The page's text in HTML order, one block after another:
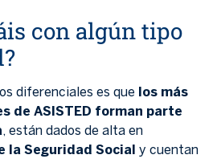
con algún tipo
diferenciales es que
los más
de ASISTED forman parte
, están dados de alta en
la Seguridad Social y cuentan